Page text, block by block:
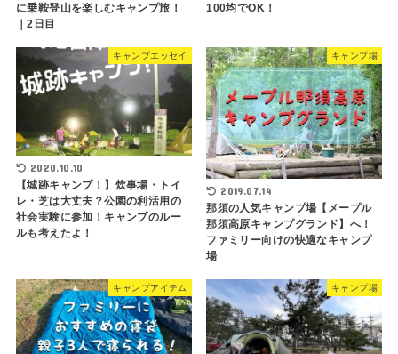
に乗鞍登山を楽しむキャンプ旅！
｜2日目
100均でOK！
キャンプエッセイ
2020.10.10
【城跡キャンプ！】炊事場・トイ
レ・芝は大丈夫？公園の利活用の
社会実験に参加！キャンプのルー
ルも考えたよ！
キャンプ場
2019.07.14
那須の人気キャンプ場【メープル
那須高原キャンプグランド】へ！
ファミリー向けの快適なキャンプ
場
キャンプアイテム キャンプ場